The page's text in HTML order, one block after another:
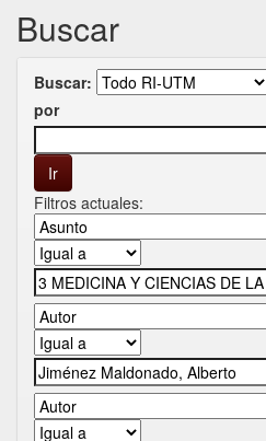
Buscar
Buscar:
por
Filtros actuales: